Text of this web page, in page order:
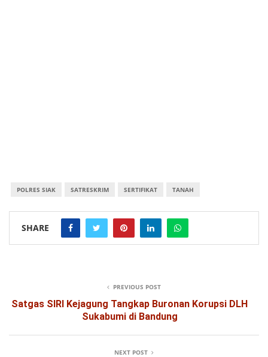
POLRES SIAK SATRESKRIM SERTIFIKAT TANAH
SHARE
PREVIOUS POST
Satgas SIRI Kejagung Tangkap Buronan Korupsi DLH
Sukabumi di Bandung
NEXT POST